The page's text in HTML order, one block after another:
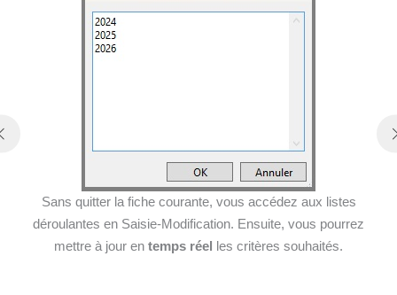
Sans quitter la fiche courante, vous accédez aux listes
déroulantes en Saisie-Modification. Ensuite, vous pourrez
mettre à jour en temps réel les critères souhaités.